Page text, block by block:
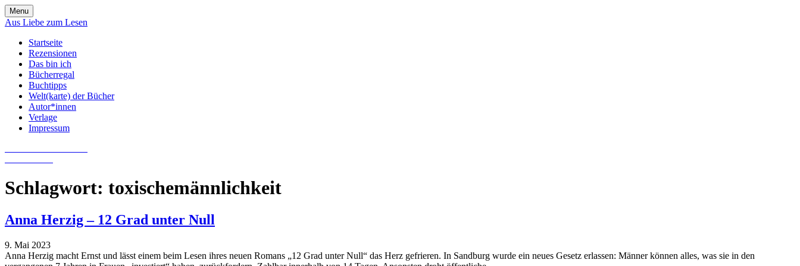
Skip
to
Menu
Aus Liebe zum Lesen
Startseite
Rezensionen
Das bin ich
Bücherregal
Buchtipps
Welt(karte) der Bücher
Autor*innen
Verlage
Impressum
Schlagwort: toxischemännlichkeit
Anna Herzig – 12 Grad unter Null
9. Mai 2023
Anna Herzig macht Ernst und lässt einem beim Lesen ihres neuen Romans „12 Grad unter Null“ das Herz gefrieren. In Sandburg wurde ein neues Gesetz erlassen: Männer können alles, was sie in den